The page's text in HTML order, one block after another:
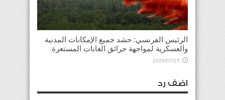
الرئيس الفرنسي: حشد جميع الإمكانات المدنية
والعسكرية لمواجهة حرائق الغابات المستعرة
2026/07/25
اضف رد